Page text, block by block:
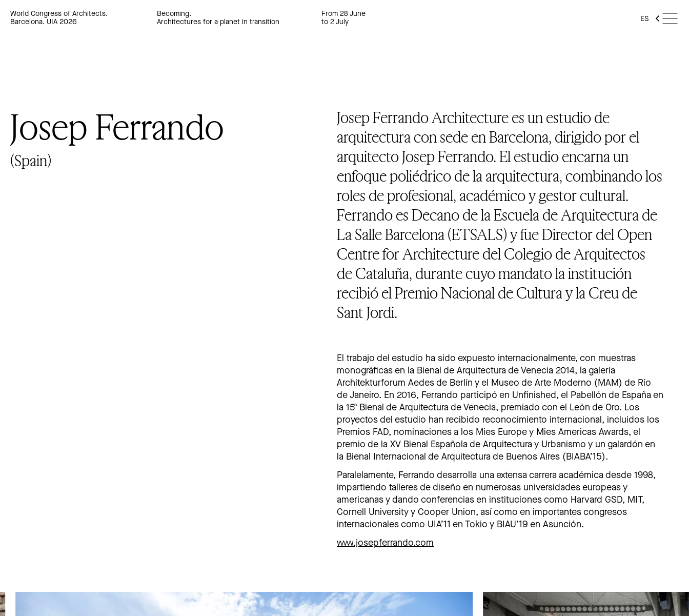
World Congress of Architects.
Barcelona. UIA 2026
Becoming.
Architectures for a planet in transition
From 28 June
to 2 July
ES
Josep Ferrando
(Spain)
Josep Ferrando Architecture es un estudio de
arquitectura con sede en Barcelona, dirigido por el
arquitecto Josep Ferrando. El estudio encarna un
enfoque poliédrico de la arquitectura, combinando los
roles de profesional, académico y gestor cultural.
Ferrando es Decano de la Escuela de Arquitectura de
La Salle Barcelona (ETSALS) y fue Director del Open
Centre for Architecture del Colegio de Arquitectos
de Cataluña, durante cuyo mandato la institución
recibió el Premio Nacional de Cultura y la Creu de
Sant Jordi.
El trabajo del estudio ha sido expuesto internacionalmente, con muestras
monográficas en la Bienal de Arquitectura de Venecia 2014, la galería
Architekturforum Aedes de Berlín y el Museo de Arte Moderno (MAM) de Río
de Janeiro. En 2016, Ferrando participó en Unfinished, el Pabellón de España en
la 15ª Bienal de Arquitectura de Venecia, premiado con el León de Oro. Los
proyectos del estudio han recibido reconocimiento internacional, incluidos los
Premios FAD, nominaciones a los Mies Europe y Mies Americas Awards, el
premio de la XV Bienal Española de Arquitectura y Urbanismo y un galardón en
la Bienal Internacional de Arquitectura de Buenos Aires (BIABA’15).
Paralelamente, Ferrando desarrolla una extensa carrera académica desde 1998,
impartiendo talleres de diseño en numerosas universidades europeas y
americanas y dando conferencias en instituciones como Harvard GSD, MIT,
Cornell University y Cooper Union, así como en importantes congresos
internacionales como UIA’11 en Tokio y BIAU’19 en Asunción.
www.josepferrando.com